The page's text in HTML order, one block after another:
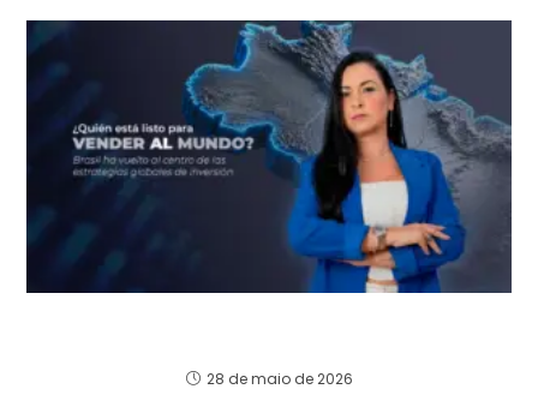
28 de maio de 2026